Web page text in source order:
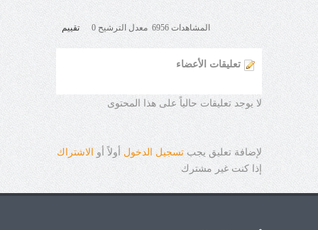
المشاهدات 6956 معدل الترشيح 0 تقييم
تعليقات الأعضاء
لا يوجد تعليقات حالياً على هذا المحتوى
لإضافة تعليق يجب تسجيل الدخول أولاً أو
الاشتراك
إذا كنت غير مشترك